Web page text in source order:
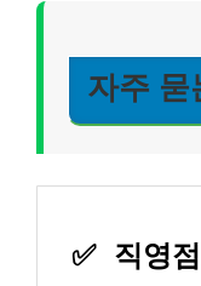
자주 묻
✅ 직영